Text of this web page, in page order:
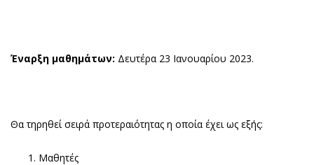
Έναρξη μαθημάτων: Δευτέρα 23 Ιανουαρίου 2023.
Θα τηρηθεί σειρά προτεραιότητας η οποία έχει ως εξής:
Μαθητές